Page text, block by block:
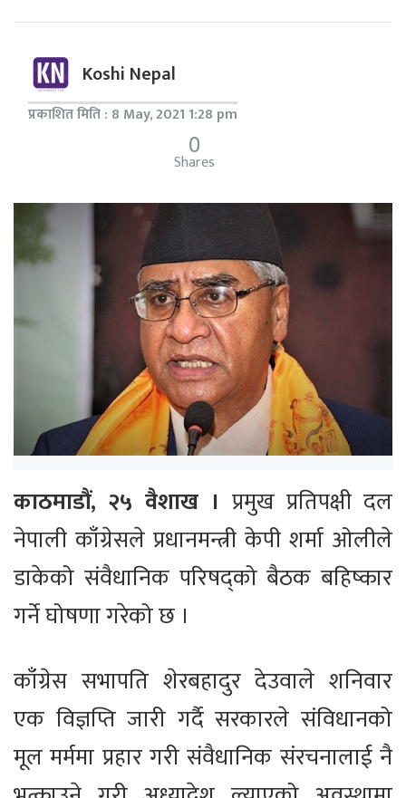
Koshi Nepal
प्रकाशित मिति : 8 May, 2021 1:28 pm
0
Shares
काठमाडौं, २५ वैशाख । प्रमुख प्रतिपक्षी दल
नेपाली काँग्रेसले प्रधानमन्त्री केपी शर्मा ओलीले
डाकेको संवैधानिक परिषद्को बैठक बहिष्कार
गर्ने घोषणा गरेको छ ।
काँग्रेस सभापति शेरबहादुर देउवाले शनिवार
एक विज्ञप्ति जारी गर्दै सरकारले संविधानको
मूल मर्ममा प्रहार गरी संवैधानिक संरचनालाई नै